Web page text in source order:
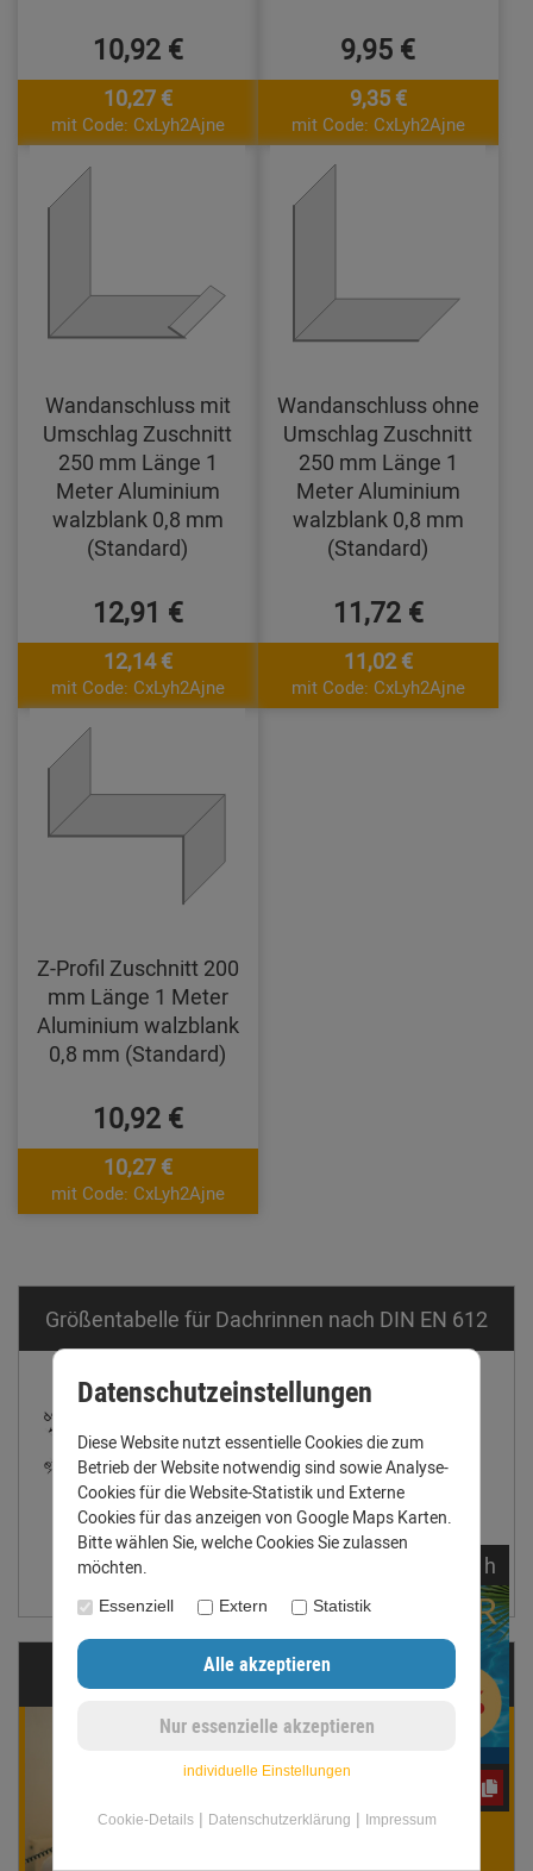
10,92 €
10,27 €
mit Code: CxLyh2Ajne
9,95 €
9,35 €
mit Code: CxLyh2Ajne
Wandanschluss mit
Umschlag Zuschnitt
250 mm Länge 1
Meter Aluminium
walzblank 0,8 mm
(Standard)
12,91 €
12,14 €
mit Code: CxLyh2Ajne
Wandanschluss ohne
Umschlag Zuschnitt
250 mm Länge 1
Meter Aluminium
walzblank 0,8 mm
(Standard)
11,72 €
11,02 €
mit Code: CxLyh2Ajne
Z-Profil Zuschnitt 200
mm Länge 1 Meter
Aluminium walzblank
0,8 mm (Standard)
10,92 €
10,27 €
mit Code: CxLyh2Ajne
Größentabelle für Dachrinnen nach DIN EN 612
Fragen?
Winnie Werner
ist für Dich da!
Fragen. Ruf uns an oder
h
Datenschutzeinstellungen
Diese Website nutzt essentielle Cookies die zum
Betrieb der Website notwendig sind sowie Analyse-
Cookies für die Website-Statistik und Externe
Cookies für das anzeigen von Google Maps Karten.
Bitte wählen Sie, welche Cookies Sie zulassen
möchten.
Essenziell Extern Statistik
individuelle Einstellungen
Cookie-Details| Datenschutzerklärung | Impressum